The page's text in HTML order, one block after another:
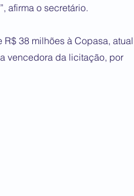
afirma o secretário.
38 milhões à Copasa, atual
vencedora da licitação, por